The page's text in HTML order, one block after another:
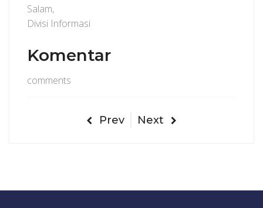
Salam,
Divisi Informasi
Komentar
comments
Prev Next